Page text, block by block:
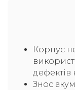
Корпус
дефектів
Знос